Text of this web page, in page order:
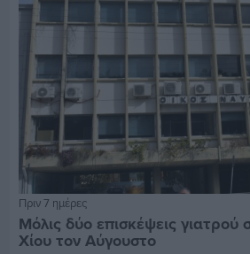
Πριν 7 ημέρες
Μόλις δύο επισκέψεις
Χίου τον Αύγουστο